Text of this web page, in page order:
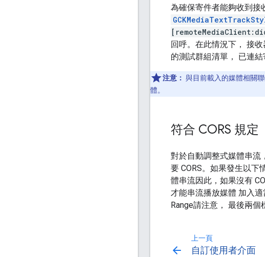
為確保寄件者能夠收到接
回呼。在此情況下， 接
的測試群組清單， 已連
注意： 與目前載入的媒體相關
體。
符合 CORS 規定
對於自動調整式媒體串流
要 CORS。如果發生以下
體串流因此，如果沒有
才能串流播放媒體 加入
Range請注意， 最後兩個
上一頁
arrow_back 自訂使用者介面